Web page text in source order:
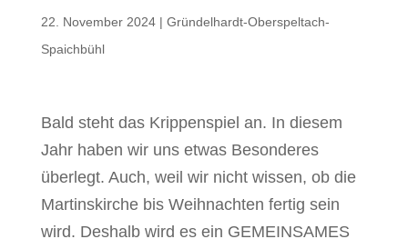
22. November 2024| Gründelhardt-Oberspeltach-
Spaichbühl
Bald steht das Krippenspiel an. In diesem
Jahr haben wir uns etwas Besonderes
überlegt. Auch, weil wir nicht wissen, ob die
Martinskirche bis Weihnachten fertig sein
wird. Deshalb wird es ein GEMEINSAMES